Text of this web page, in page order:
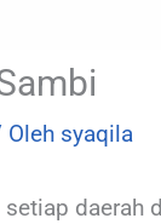
Oleh syaqila
setiap daerah